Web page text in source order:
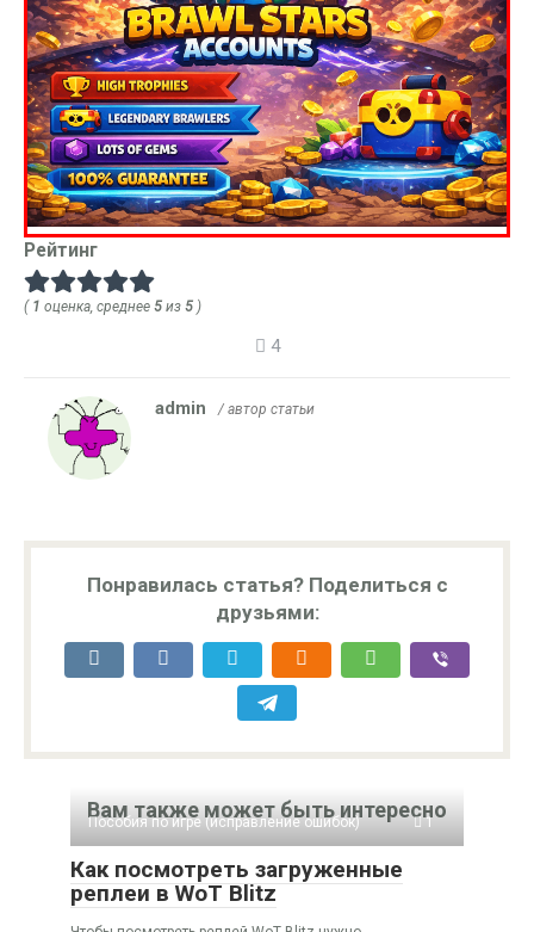
Рейтинг
( 1 оценка, среднее 5 из 5 )
4
admin / автор статьи
Понравилась статья? Поделиться с
друзьями:
Вам также может быть интересно
Пособия по игре (исправление ошибок) 1
Как посмотреть загруженные
реплеи в WoT Blitz